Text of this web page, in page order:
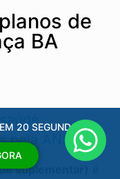
de
BA
pela ANS?
suplementar)
20 SEGUNDOS